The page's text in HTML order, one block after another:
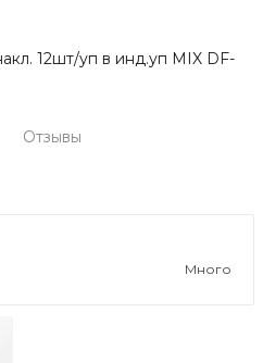
12шт/уп в инд.уп MIX DF-
Отзывы
Много